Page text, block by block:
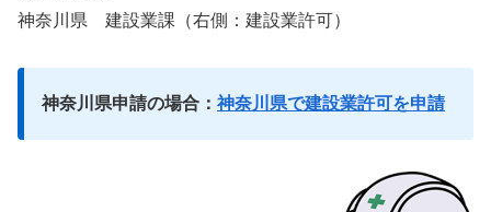
神奈川県 建設業課 （右側：建設業許可）
神奈川県申請の場合： 神奈川県で建設業許可を申請